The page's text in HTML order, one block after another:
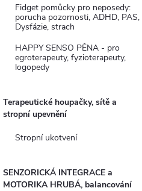
Fidget pomůcky pro neposedy:
porucha pozornosti, ADHD, PAS,
Dysfázie, strach
HAPPY SENSO PĚNA - pro
egroterapeuty, fyzioterapeuty,
logopedy
Terapeutické houpačky, sítě a
stropní upevnění
Stropní ukotvení
SENZORICKÁ INTEGRACE a
MOTORIKA HRUBÁ, balancování